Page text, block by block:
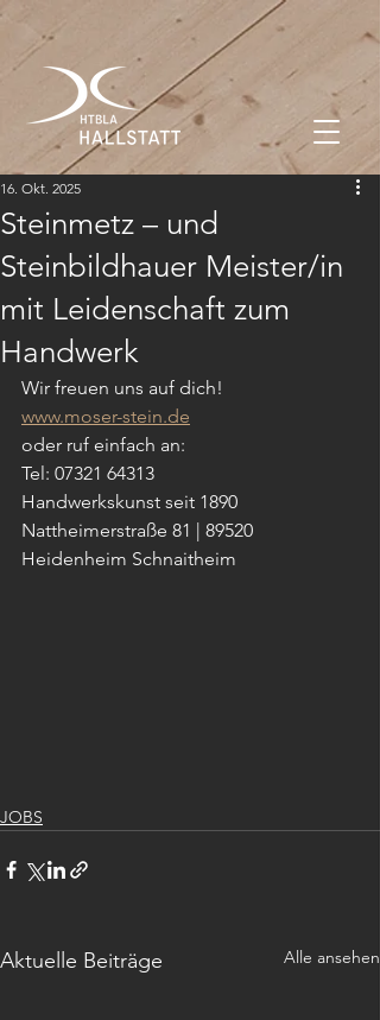
Steinmetz – und
Steinbildhauer Meister/in
mit Leidenschaft zum
Handwerk
16. Okt. 2025
Wir freuen uns auf dich!
www.moser-stein.de
oder ruf einfach an:
Tel: 07321 64313
Handwerkskunst seit 1890
Nattheimerstraße 81 | 89520
Heidenheim Schnaitheim
JOBS
Aktuelle Beiträge Alle ansehen